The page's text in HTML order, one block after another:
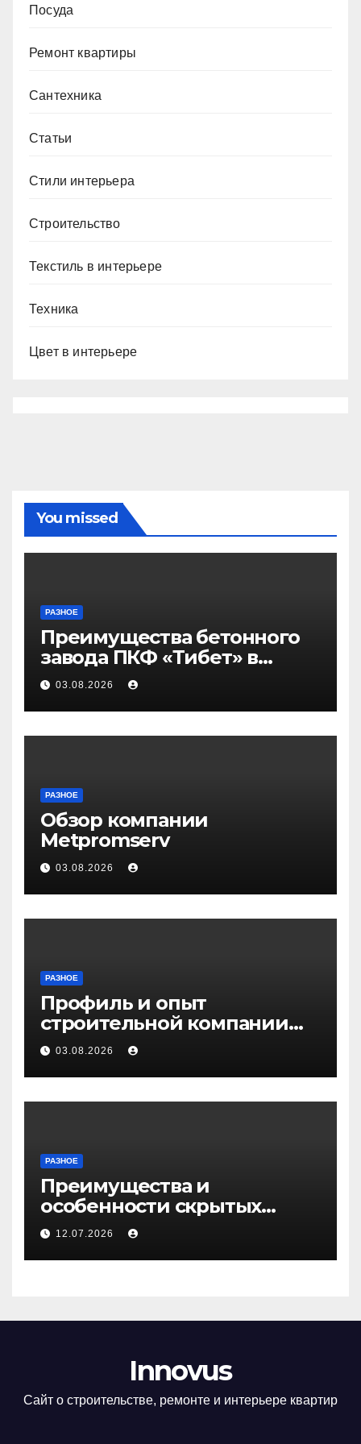
Посуда
Ремонт квартиры
Сантехника
Статьи
Стили интерьера
Строительство
Текстиль в интерьере
Техника
Цвет в интерьере
You missed
РАЗНОЕ
Преимущества бетонного
завода ПКФ «Тибет» в
Волгограде и Волжском
03.08.2026
РАЗНОЕ
Обзор компании
Metpromserv
03.08.2026
РАЗНОЕ
Профиль и опыт
строительной компании
Медичи
03.08.2026
РАЗНОЕ
Преимущества и
особенности скрытых
дверей
12.07.2026
Innovus
Сайт о строительстве, ремонте и интерьере квартир